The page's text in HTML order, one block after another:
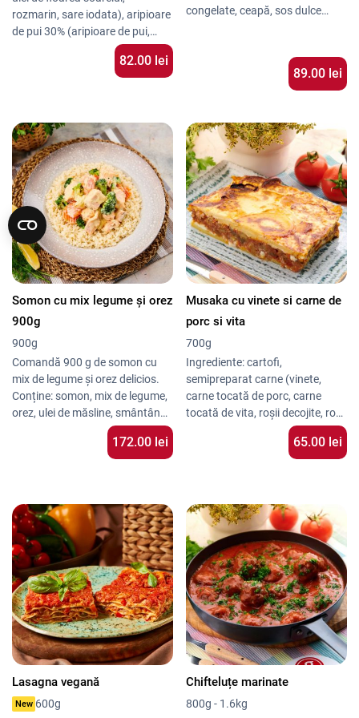
rozmarin, sare iodata), aripioare
de pui 30% (aripioare de pui,
ketchup, ulei de floarea soarelui,
usturoi, condimente italienesti,
sare iodata, boia de ardei dulce,
82.00 lei
congelate, ceapă, sos dulce
din seminte de carruba, gumă de
aromă:E621, colorant: extract
soia 8% (conține: boabe de soia,
grâu, conservant:sorbat de
potasiu)
89.00 lei
Somon cu mix legume și orez
900g
900g
Comandă 900 g de somon cu
mix de legume și orez delicios.
Conține: somon, mix de legume,
orez, ulei de măsline, smântână
lichidă, unt, butter lemon,
Vezi mai multe172.00 lei
Musaka cu vinete si carne de
porc si vita
700g
Ingrediente: cartofi,
semipreparat carne (vinete,
carne tocată de porc, carne
tocată de vita, roșii decojite, roșii
fresh, ceapă, pastă de tomate,
ulei de floarea soarelui, sare
iodată, usturoi, verdeață, piper
nucșoară, piper măcinat, sare
iodată), smântână lichidă dulce,
brânză mozzarella, roșii decojite,
ulei de floarea soarelui, piepr alb
Alergeni: ou, lactoză, gluten
65.00 lei
Lasagna vegană
New 600g
Chifteluțe marinate
800g - 1.6kg